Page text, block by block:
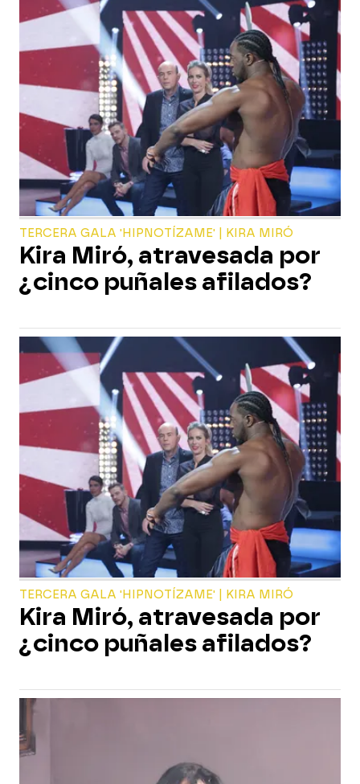
TERCERA GALA 'HIPNOTÍZAME' | KIRA MIRÓ
Kira Miró, atravesada por
¿cinco puñales afilados?
TERCERA GALA 'HIPNOTÍZAME' | KIRA MIRÓ
Kira Miró, atravesada por
¿cinco puñales afilados?